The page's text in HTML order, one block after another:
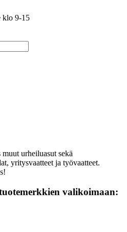
klo 9-15
urheiluasut sekä
yritysvaatteet ja työvaatteet.
valikoimaan: